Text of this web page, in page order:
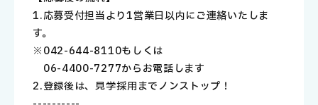
1.応募受付担当より1営業日以内にご連絡いたしま
す。
※042-644-8110もしくは
06-4400-7277からお電話します
2.登録後は、見学→採用までノンストップ！